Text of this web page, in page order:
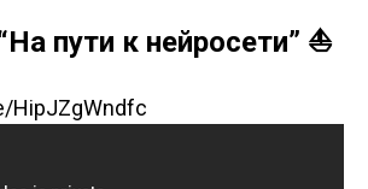
пути к нейросети” ⛵️
HipJZgWndfc